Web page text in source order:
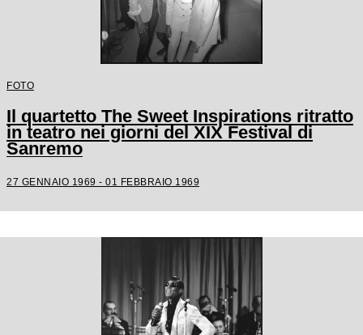
FOTO
Il quartetto The Sweet Inspirations ritratto
in teatro nei giorni del XIX Festival di
Sanremo
27 GENNAIO 1969 - 01 FEBBRAIO 1969